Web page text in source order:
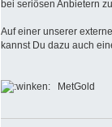
bei seriösen Anbietern
Auf einer unserer
kannst Du dazu auch
MetGold